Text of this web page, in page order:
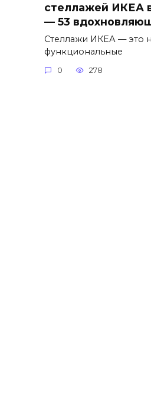
стеллажей ИКЕА
— 53
Стеллажи ИКЕА — это
функциональные
0 278